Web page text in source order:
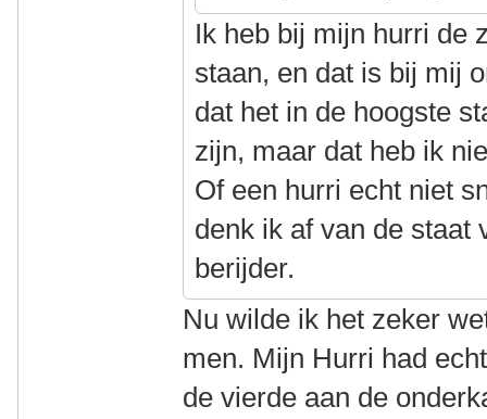
Ik heb bij mijn hurri de
staan, en dat is bij mij
dat het in de hoogste
zijn, maar dat heb ik
Of een hurri echt niet
denk ik af van de staat
berijder.
Nu wilde ik het zeker
men. Mijn Hurri had
de vierde aan de